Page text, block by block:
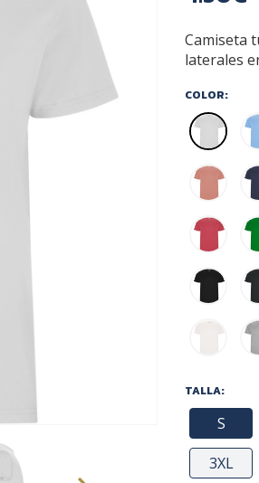
Camiseta
laterales
COLOR:
TALLA:
S
3XL